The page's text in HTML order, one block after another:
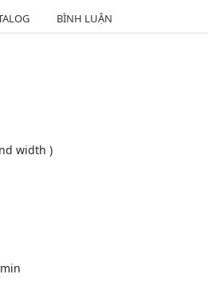
BÌNH LUẬN
width )